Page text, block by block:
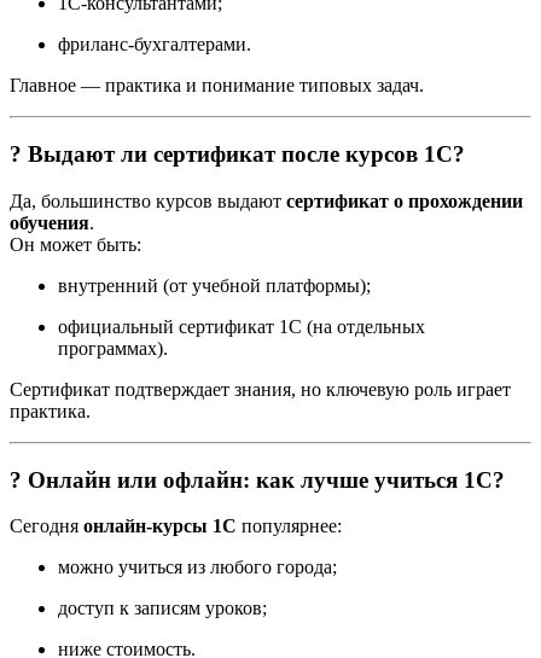
фриланс-бухгалтерами.
Главное — практика и понимание типовых задач.
? Выдают ли сертификат после курсов 1С?
Да, большинство курсов выдают сертификат о прохождении
обучения.
Он может быть:
внутренний (от учебной платформы);
официальный сертификат 1С (на отдельных
программах).
Сертификат подтверждает знания, но ключевую роль играет
практика.
? Онлайн или офлайн: как лучше учиться 1С?
Сегодня онлайн-курсы 1С популярнее:
можно учиться из любого города;
доступ к записям уроков;
ниже стоимость.